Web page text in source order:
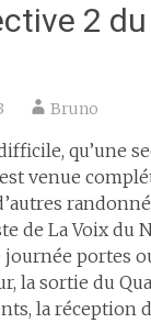
2 du
Bruno
qu’une
venue
de La Voix du
portes
la sortie du
la réception